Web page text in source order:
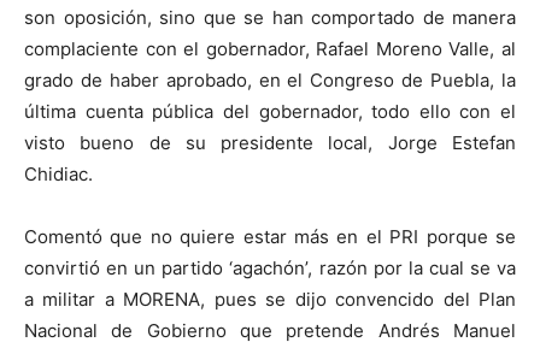
son oposición, sino que se han comportado de manera
complaciente con el gobernador, Rafael Moreno Valle, al
grado de haber aprobado, en el Congreso de Puebla, la
última cuenta pública del gobernador, todo ello con el
visto bueno de su presidente local, Jorge Estefan
Chidiac.
Comentó que no quiere estar más en el PRI porque se
convirtió en un partido ‘agachón’, razón por la cual se va
a militar a MORENA, pues se dijo convencido del Plan
Nacional de Gobierno que pretende Andrés Manuel